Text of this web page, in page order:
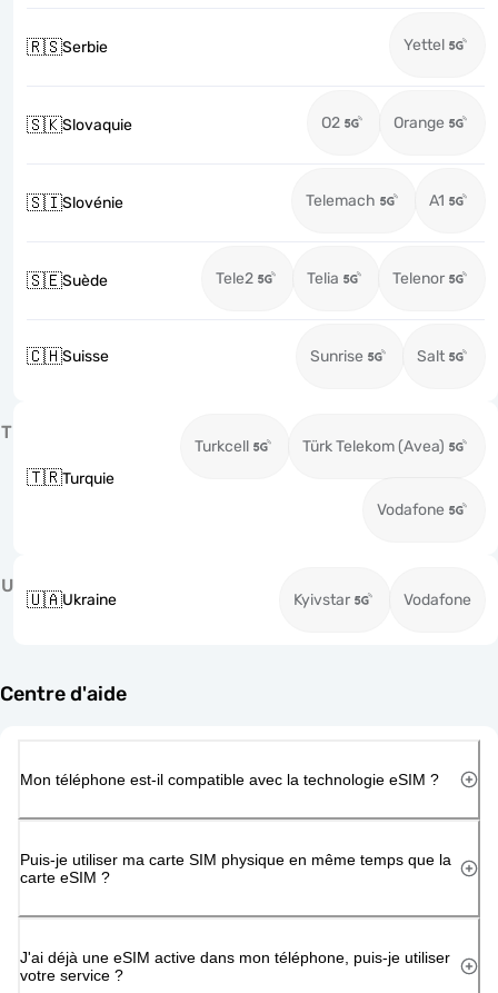
🇷🇸Serbie Yettel
🇸🇰Slovaquie O2 Orange
🇸🇮Slovénie Telemach A1
🇸🇪Suède Tele2 Telia Telenor
🇨🇭Suisse Sunrise Salt
T
🇹🇷Turquie
Turkcell Türk Telekom (Avea)
Vodafone
U
🇺🇦Ukraine Kyivstar Vodafone
Centre d'aide
Mon téléphone est-il compatible avec la technologie eSIM ?
Puis-je utiliser ma carte SIM physique en même temps que la
carte eSIM ?
J'ai déjà une eSIM active dans mon téléphone, puis-je utiliser
votre service ?